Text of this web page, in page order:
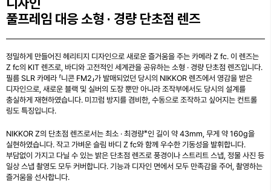
디자인
풀프레임 대응 소형 · 경량 단초점 렌즈
정밀하게 만들어진 헤리티지 디자인으로 새로운 즐거움을 주는 카메라 Z fc. 이 렌즈는
Z fc의 KIT 렌즈로, 바디와 고전적인 세계관을 공유하는 소형 · 경량 단초점 렌즈입니다.
필름 SLR 카메라 「니콘 FM2」가 발매되었던 당시의 NIKKOR 렌즈에서 영감을 받은
디자인으로, 새로운 블랙 및 실버의 도장 뿐만 아니라 조작부에서도 당시의 설계를
충실하게 재현하였습니다. 미끄럼 방지를 겸비한, 수동으로 조작하고 싶어지는 컨트롤
링도 특징입니다.
NIKKOR Z의 단초점 렌즈로서는 최소 · 최경량※인 길이 약 43mm, 무게 약 160g을
실현하였습니다. 작고 가벼운 슬림 바디 Z fc와 함께 우수한 기동성을 발휘합니다.
부담없이 가지고 다닐 수 있는 밝은 단초점 렌즈로 풍경이나 스트리트 스냅, 정물 사진 등
일상 스냅 촬영도 모두 커버합니다. 기능과 디자인 면에서 모두 만족감을 주어, 촬영하는
즐거움을 선사합니다.